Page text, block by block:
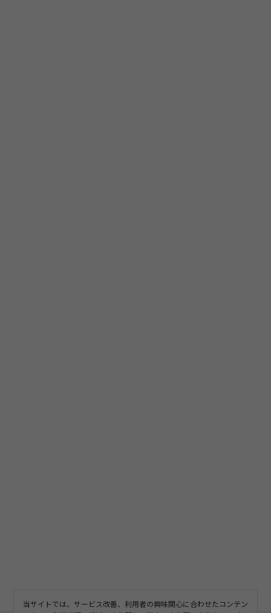
当サイトでは、サービス改善、利用者の興味関心に合わせたコンテン